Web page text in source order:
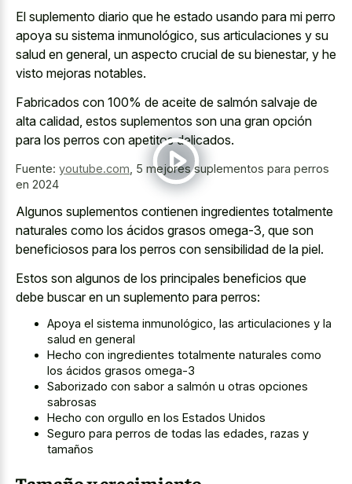
El suplemento diario que he estado usando para mi perro
apoya su sistema inmunológico, sus articulaciones y su
salud en general, un aspecto crucial de su bienestar, y he
visto mejoras notables.
Fabricados con 100% de aceite de salmón salvaje de
alta calidad, estos suplementos son una gran opción
para los perros con apetitos delicados.
Fuente: youtube.com 5 mejores suplementos para perros
en 2024
Algunos suplementos contienen ingredientes totalmente
naturales como los ácidos grasos omega-3, que son
beneficiosos para los perros con sensibilidad de la piel.
Estos son algunos de los principales beneficios que
debe buscar en un suplemento para perros:
Apoya el sistema inmunológico, las articulaciones y la
salud en general
Hecho con ingredientes totalmente naturales como
los ácidos grasos omega-3
Saborizado con sabor a salmón u otras opciones
sabrosas
Hecho con orgullo en los Estados Unidos
Seguro para perros de todas las edades, razas y
tamaños